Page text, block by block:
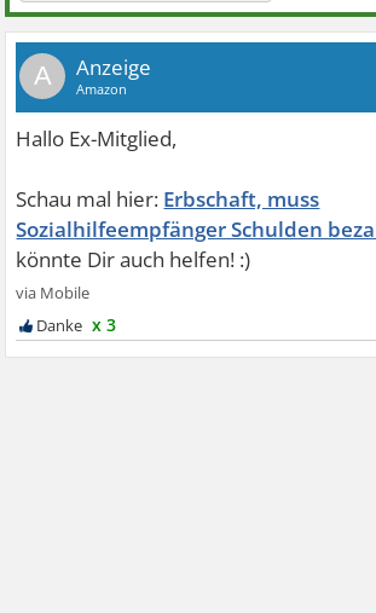
A
Erbschaft, muss
Sozialhilfeempfänger Schulden
x 3